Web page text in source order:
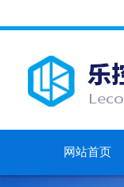
网站首页